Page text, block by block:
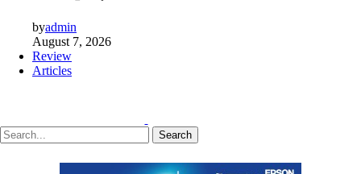
byadmin
August 7, 2026
Review
Articles
Search